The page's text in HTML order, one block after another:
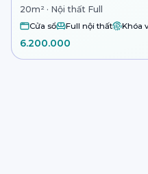
20m² · Nội thất Full
Cửa sổ Full nội thất Khóa
6.200.000